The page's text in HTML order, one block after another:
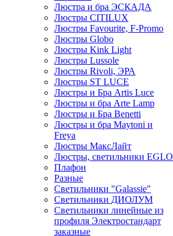
Люстра и бра ЭСКАДА
Люстры CITILUX
Люстры Favourite, F-Promo
Люстры Globo
Люстры Kink Light
Люстры Lussole
Люстры Rivoli, ЭРА
Люстры ST LUCE
Люстры и Бра Artis Luce
Люстры и бра Arte Lamp
Люстры и Бра Benetti
Люстры и бра Maytoni и
Freya
Люстры МаксЛайт
Люстры, светильники EGLO
Плафон
Разные
Светильники "Galassie"
Светильники ДИОЛУМ
Светильники линейные из
профиля Электростандарт
заказные